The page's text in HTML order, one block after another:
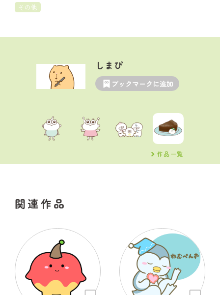
その他
しまぴ
ブックマークに追加
作品一覧
関連作品